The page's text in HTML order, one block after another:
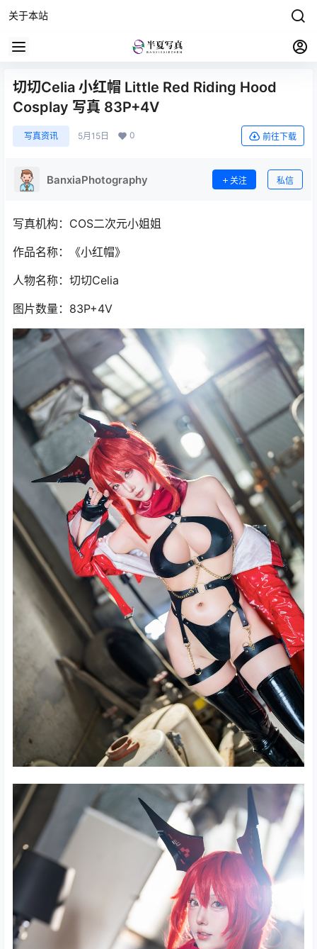
关于本站
切切Celia 小红帽 Little Red Riding Hood
Cosplay 写真 83P+4V
写真资讯 5月15日 0 前往下载
BanxiaPhotography 关注 私信
写真机构：COS二次元小姐姐
作品名称：《小红帽》
人物名称：切切Celia
图片数量：83P+4V